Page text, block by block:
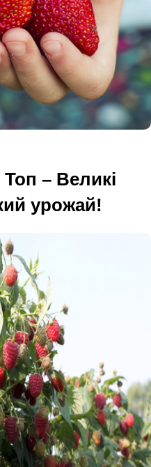
– Великі
урожай!